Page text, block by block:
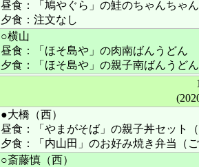
昼食：「鳩やぐら」の鮭のちゃんちゃ
夕食：注文なし
○横山
昼食：「ほそ島や」の肉南ばんうどん
夕食：「ほそ島や」の親子南ばんうどん
●大橋（西）
昼食：「やまがそば」の親子丼セット
夕食：「内山田」のお好み焼き弁当（
○斎藤慎（西）